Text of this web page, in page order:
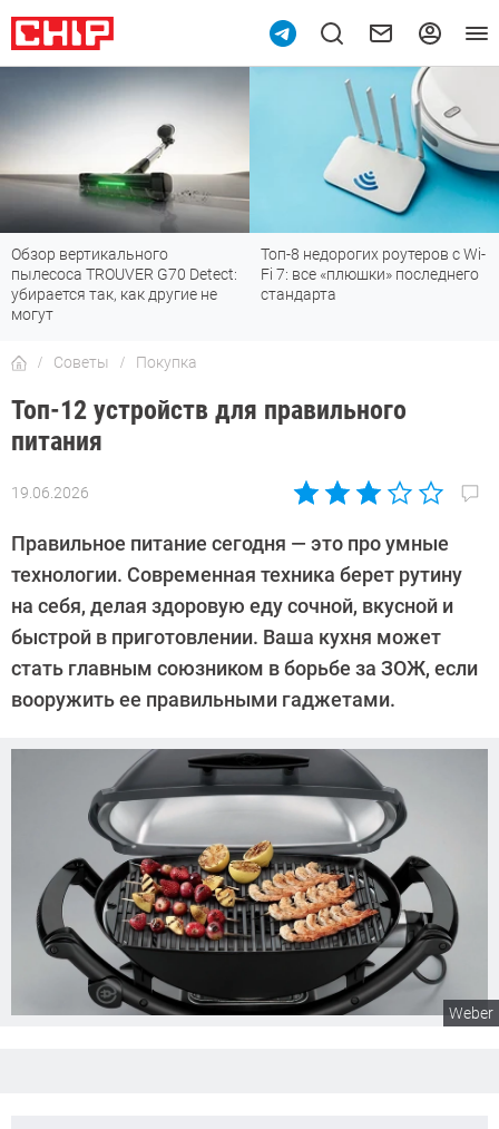
Обзор вертикального
пылесоса TROUVER G70 Detect:
убирается так, как другие не
могут
Топ-8 недорогих роутеров с Wi-
Fi 7: все «плюшки» последнего
стандарта
Советы Покупка
Топ-12 устройств для правильного
питания
19.06.2026
Автор:
Попкова
Правильное питание сегодня — это про умные
технологии. Современная техника берет рутину
на себя, делая здоровую еду сочной, вкусной и
быстрой в приготовлении. Ваша кухня может
стать главным союзником в борьбе за ЗОЖ, если
вооружить ее правильными гаджетами.
Weber